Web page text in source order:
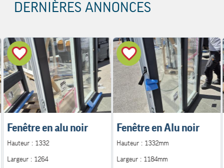
DERNIÈRES ANNONCES
Fenêtre en alu noir
Hauteur : 1332
Largeur : 1264
Fenêtre en Alu noir
Hauteur : 1332mm
Largeur : 1184mm